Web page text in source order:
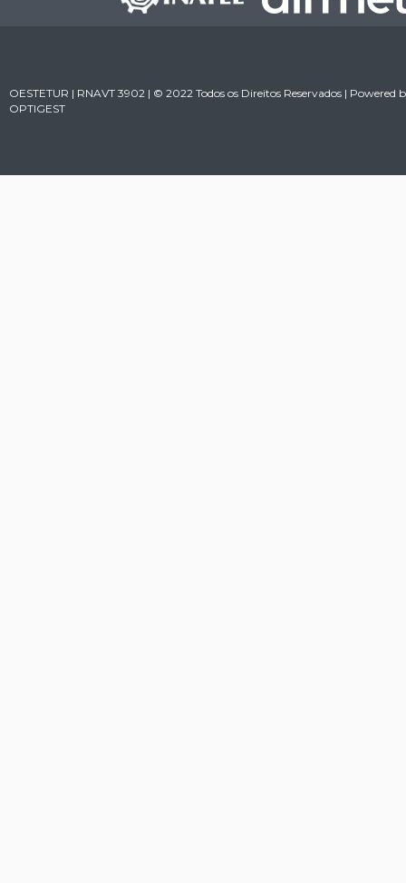
OESTETUR | RNAVT 3902 | © 2022 Todos os Direitos Reservados | Powered
OPTIGEST